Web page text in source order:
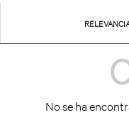
No se ha